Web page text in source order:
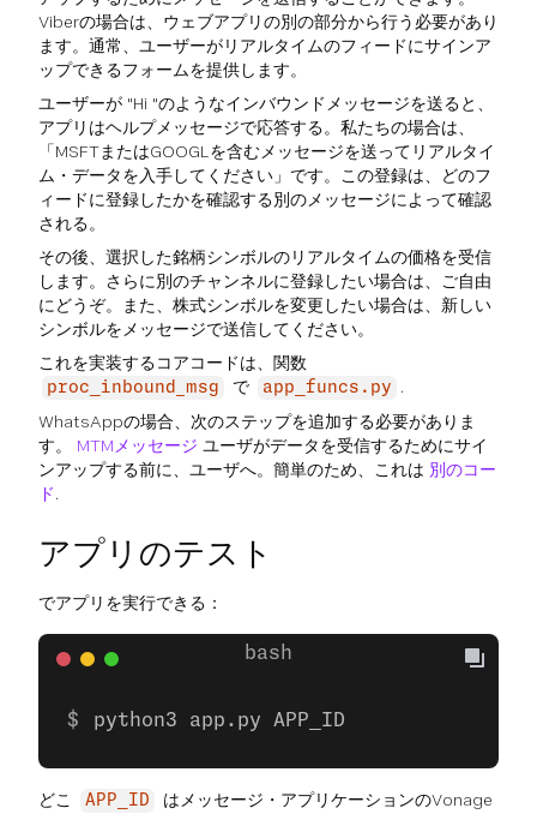
Viberの場合は、ウェブアプリの別の部分から行う必要があり
ます。通常、ユーザーがリアルタイムのフィードにサインア
ップできるフォームを提供します。
ユーザーが "Hi "のようなインバウンドメッセージを送ると、
アプリはヘルプメッセージで応答する。私たちの場合は、
「MSFTまたはGOOGLを含むメッセージを送ってリアルタイ
ム・データを入手してください」です。この登録は、どのフ
ィードに登録したかを確認する別のメッセージによって確認
される。
その後、選択した銘柄シンボルのリアルタイムの価格を受信
します。さらに別のチャンネルに登録したい場合は、ご自由
にどうぞ。また、株式シンボルを変更したい場合は、新しい
シンボルをメッセージで送信してください。
これを実装するコアコードは、関数
proc_inbound_msg で app_funcs.py
.
WhatsAppの場合、次のステップを追加する必要がありま
す。 MTMメッセージ ユーザがデータを受信するためにサイ
ンアップする前に、ユーザへ。簡単のため、これは 別のコー
ド.
アプリのテスト
でアプリを実行できる：
python3 app.py APP_ID
どこ APP_ID
はメッセージ・アプリケーションのVonage